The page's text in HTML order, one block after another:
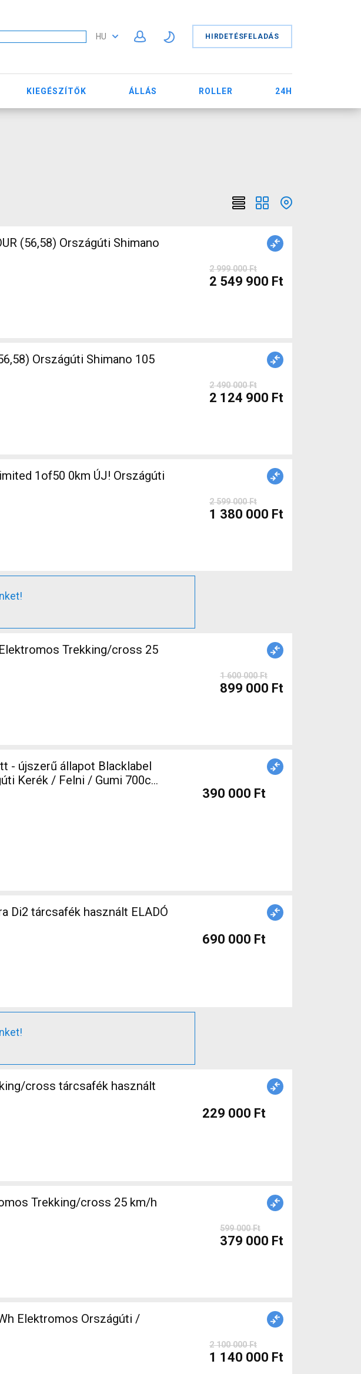
HU HIRDETÉSFELADÁS
KIEGÉSZÍTŐK ÁLLÁS ROLLER 24H
(56,58) Országúti Shimano
2 999 000 Ft
2 549 900 Ft
Országúti Shimano 105
2 490 000 Ft
2 124 900 Ft
1of50 0km ÚJ! Országúti
2 599 000 Ft
1 380 000 Ft
Trekking/cross 25
1 600 000 Ft
899 000 Ft
- újszerű állapot Blacklabel
390 000 Ft
Di2 tárcsafék használt ELADÓ
690 000 Ft
cross tárcsafék használt
229 000 Ft
Trekking/cross 25 km/h
599 000 Ft
379 000 Ft
Elektromos Országúti /
2 100 000 Ft
1 140 000 Ft